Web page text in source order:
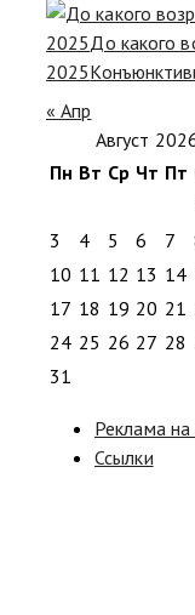
2025До какого
2025
« Апр
Август
Пн Вт Ср Чт Пт
3
4 5 6 7
10 11 12 13 14
17 18 19 20 21
24 25 26 27 28
31
Реклама на
Ссылки